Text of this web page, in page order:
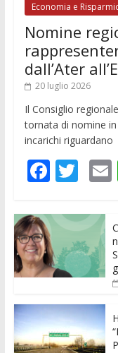
Economia e
Nomine
dall’Ater
20 luglio 2026
Il Consiglio
tornata di nomine
incarichi riguardano
F
e
b
o
o
k
T
itt
er l